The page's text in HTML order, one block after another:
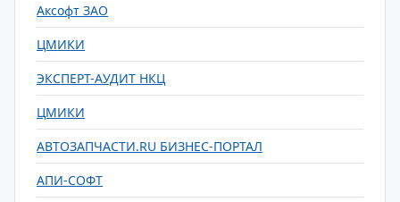
Аксофт ЗАО
ЦМИКИ
ЭКСПЕРТ-АУДИТ НКЦ
ЦМИКИ
АВТОЗАПЧАСТИ.RU БИЗНЕС-ПОРТАЛ
АПИ-СОФТ